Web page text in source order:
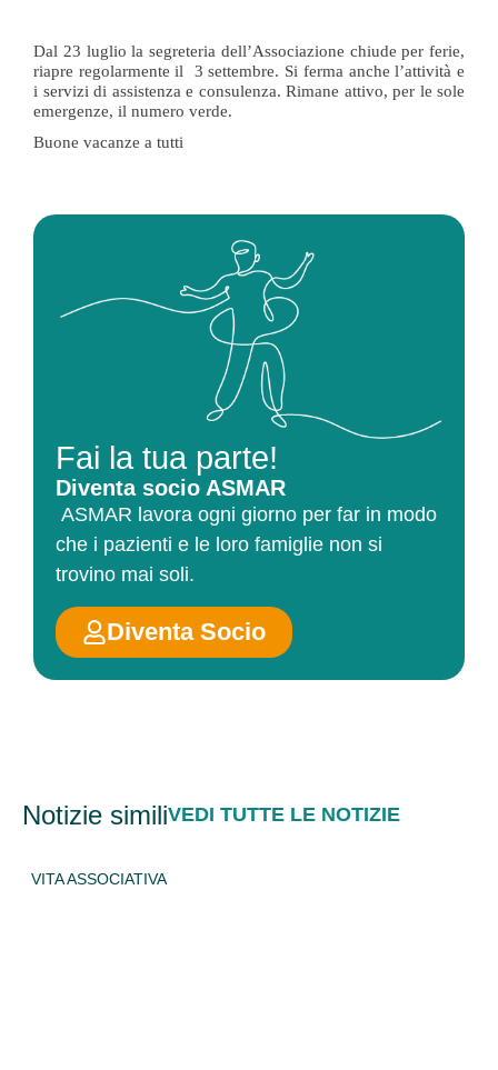
Dal 23 luglio la segreteria dell’Associazione chiude per ferie,
riapre regolarmente il 3 settembre. Si ferma anche l’attività e
i servizi di assistenza e consulenza. Rimane attivo, per le sole
emergenze, il numero verde.
Buone vacanze a tutti
Fai la tua parte!
Diventa socio ASMAR
ASMAR lavora ogni giorno per far in modo
che i pazienti e le loro famiglie non si
trovino mai soli.
Diventa Socio
Notizie similiVEDI TUTTE LE NOTIZIE
VITA ASSOCIATIVA